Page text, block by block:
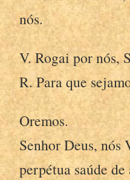
nós.
V. Rogai por nós,
R. Para que
Oremos.
Senhor Deus, nós
perpétua saúde